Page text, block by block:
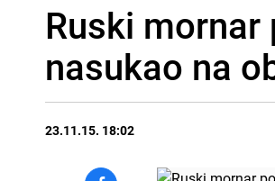
Ruski
nasukao na
23.11.15. 18:02